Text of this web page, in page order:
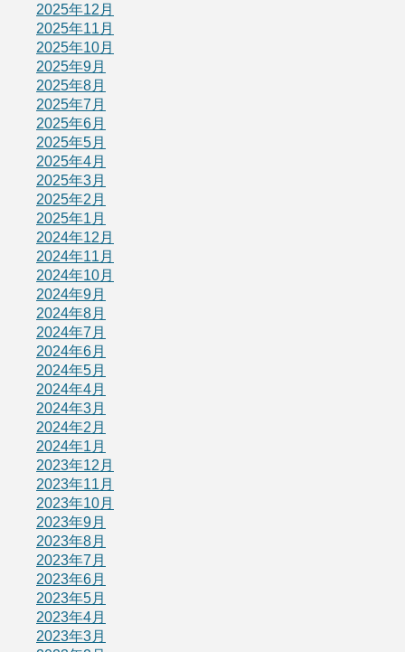
2025年12月
2025年11月
2025年10月
2025年9月
2025年8月
2025年7月
2025年6月
2025年5月
2025年4月
2025年3月
2025年2月
2025年1月
2024年12月
2024年11月
2024年10月
2024年9月
2024年8月
2024年7月
2024年6月
2024年5月
2024年4月
2024年3月
2024年2月
2024年1月
2023年12月
2023年11月
2023年10月
2023年9月
2023年8月
2023年7月
2023年6月
2023年5月
2023年4月
2023年3月